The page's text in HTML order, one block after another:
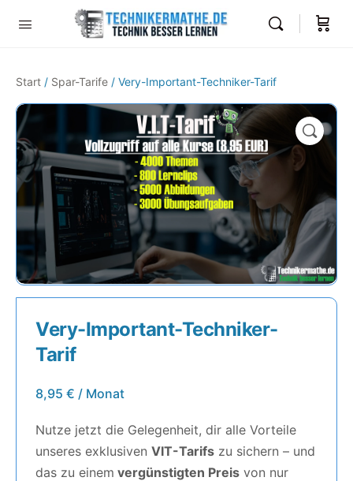
Start / Spar-Tarife / Very-Important-Techniker-Tarif
🔍
Very-Important-Techniker-
Tarif
8,95 € / Monat
Nutze jetzt die Gelegenheit, dir alle Vorteile
unseres exklusiven VIT-Tarifs zu sichern – und
das zu einem vergünstigten Preis von nur